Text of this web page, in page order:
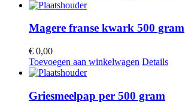
Magere franse kwark 500 gram
€ 0,00
Toevoegen aan winkelwagen Details
Griesmeelpap per 500 gram